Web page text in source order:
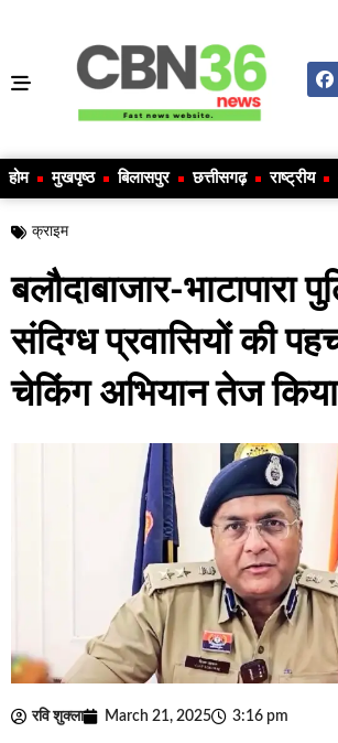
होम मुखपृष्ठ बिलासपुर छत्तीसगढ़ राष्ट्रीय
क्राइम
बलौदाबाजार-भाटापारा
संदिग्ध प्रवासियों की
चेकिंग अभियान तेज किया
रवि शुक्ला March 21, 2025 3:16 pm